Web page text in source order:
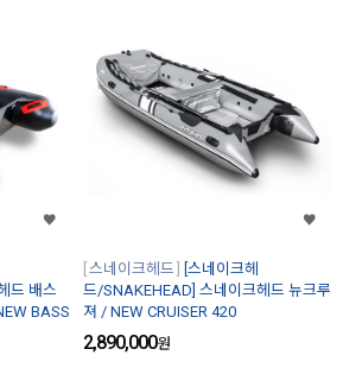
드 배스
BASS
스네이크헤드
[스네이크헤
드/SNAKEHEAD] 스네이크헤드 뉴크루
져 / NEW CRUISER 420
2,890,000원